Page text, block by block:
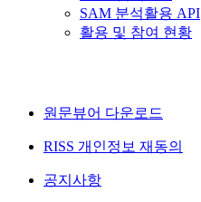
SAM 분석활용 API
활용 및 참여 현황
원문뷰어 다운로드
RISS 개인정보 재동의
공지사항